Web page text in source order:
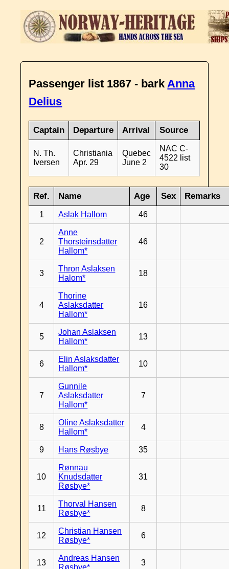
Passenger list 1867 - barkAnna
Delius
Captain Departure Arrival Source
N. Th.
Iversen
Christiania
Apr. 29
Quebec
June 2
NAC C-
4522 list
30
Ref. Name Age Sex Remarks
1 Aslak Hallom 46
2
Anne
Thorsteinsdatter
Hallom*
46
3
Thron Aslaksen
Halom*
18
4
Thorine
Aslaksdatter
Hallom*
16
5
Johan Aslaksen
Hallom*
13
6
Elin Aslaksdatter
Hallom*
10
7
Gunnile
Aslaksdatter
Hallom*
7
8
Oline Aslaksdatter
Hallom*
4
9 Hans Røsbye 35
10
Rønnau
Knudsdatter
Røsbye*
31
11
Thorval Hansen
Røsbye*
8
12
Christian Hansen
Røsbye*
6
13
Andreas Hansen
Røsbye*
3